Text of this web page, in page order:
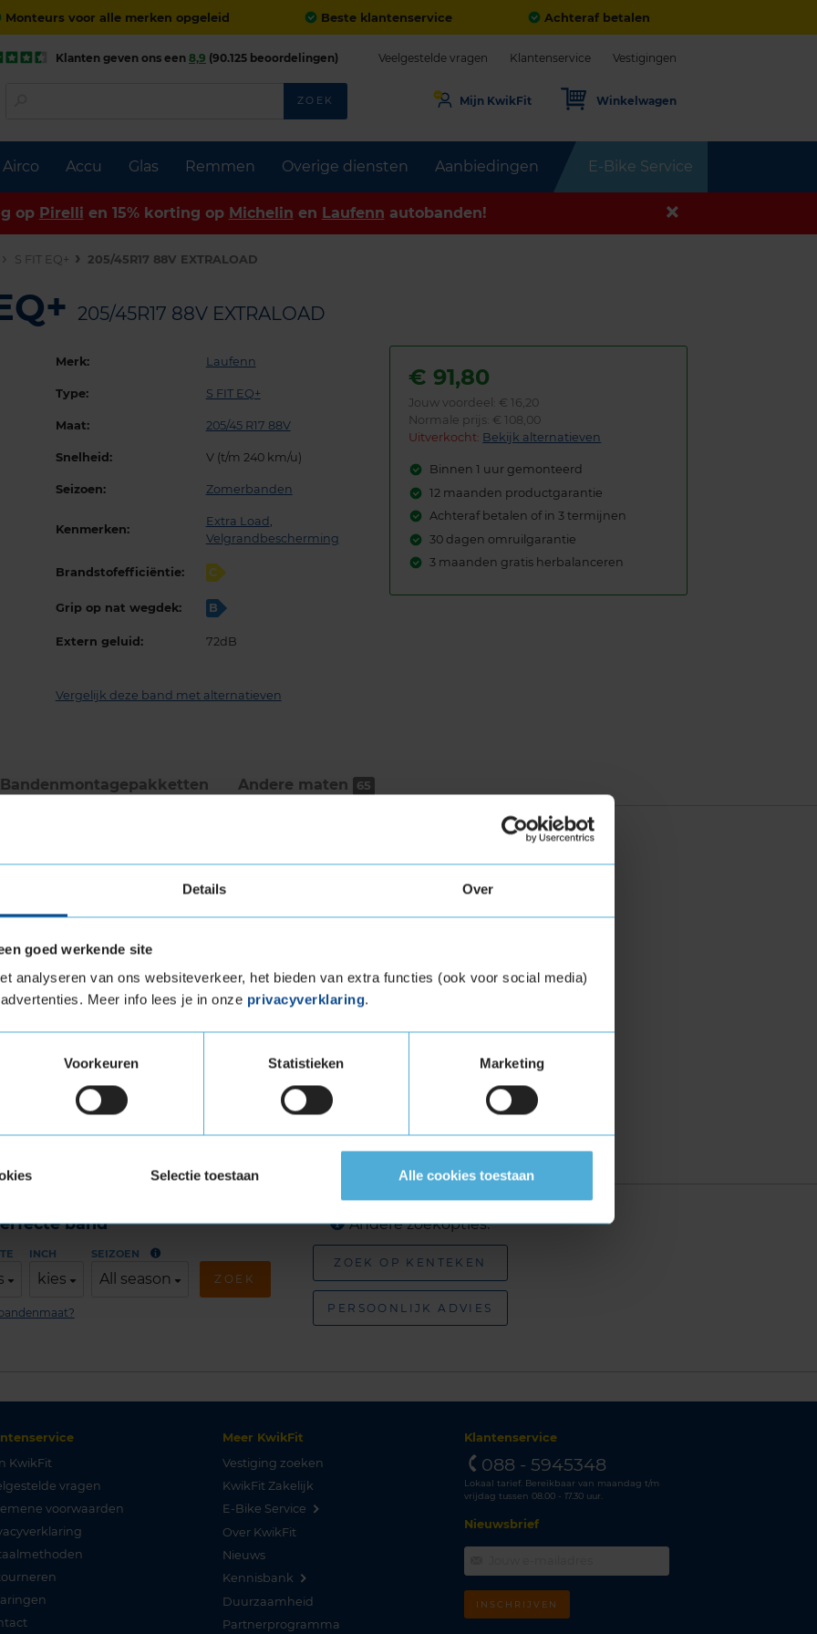
Details Over
goed werkende site
analyseren van ons websiteverkeer, het bieden van extra functies (ook voor social media)
Meer info lees je in onze privacyverklaring.
Voorkeuren Statistieken Marketing
Selectie toestaan Alle cookies toestaan
Monteurs voor alle merken opgeleid Beste klantenservice Achteraf betalen
Airco Accu Glas Remmen Overige diensten Aanbiedingen E-Bike Service
Klanten geven ons een 8,9 (90.125 beoordelingen) Veelgestelde vragen Klantenservice Vestigingen
ZOEK Mijn KwikFit Winkelwagen
op Pirelli en 15% korting op Michelin en Laufenn autobanden!
S FIT EQ+ 205/45R17 88V EXTRALOAD
205/45R17 88V EXTRALOAD
Merk: Laufenn
Type: S FIT EQ+
Maat: 205/45 R17 88V
Snelheid: V (t/m 240 km/u)
Seizoen: Zomerbanden
Kenmerken:
Extra Load ,
Velgrandbescherming
Brandstofefficiëntie: C
Grip op nat wegdek: B
Extern geluid: 72dB
Vergelijk deze band met alternatieven
€91,80
Jouw voordeel: € 16,20
Normale prijs: € 108,00
Uitverkocht: Bekijk alternatieven
Binnen 1 uur gemonteerd
12 maanden productgarantie
Achteraf betalen of in 3 termijnen
30 dagen omruilgarantie
3 maanden gratis herbalanceren
Bandenmontage­pakketten Andere maten 65
band)
die banden met een hoger
banden zijn te herkennen aan het
in de maat 205 45 R17
de maat 205 45 R17 eenvoudig online en plan
jouw KwikFit vestiging.
deze autoband:
band
INCH
kies
SEIZOEN
All season ZOEK
Andere zoekopties:
ZOEK OP KENTEKEN
PERSOONLIJK ADVIES
KwikFit
vragen
voorwaarden
Meer KwikFit
Vestiging zoeken
KwikFit Zakelijk
E-Bike Service
Over KwikFit
Nieuws
Kennisbank
Duurzaamheid
Partnerprogramma
Klantenservice
088 - 5945348
Lokaal tarief. Bereikbaar van maandag t/m
vrijdag tussen 08.00 - 17.30 uur.
Nieuwsbrief
INSCHRIJVEN